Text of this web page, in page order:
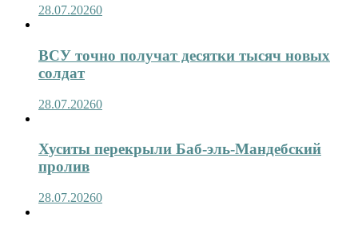
28.07.20260
ВСУ точно получат десятки тысяч новых
солдат
28.07.20260
Хуситы перекрыли Баб-эль-Мандебский
пролив
28.07.20260